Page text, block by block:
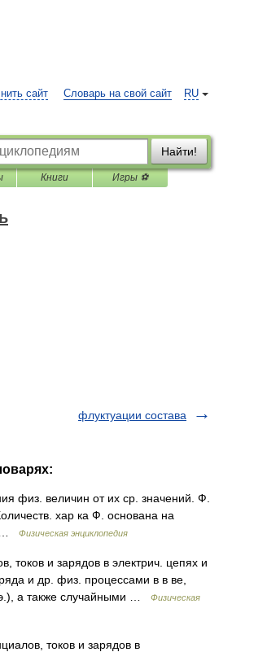
RU
сайт Словарь на свой сайт
Найти!
Книги Игры ⚽
флуктуации состава
физ. величин от их ср. значений. Ф.
хар ка Ф. основана на
…
Физическая энциклопедия
токов и зарядов в электрич. цепях и
и др. физ. процессами в в ве,
э.), а также случайными …
Физическая
токов и зарядов в